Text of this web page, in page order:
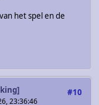
het spel en de
#10
23:36:46